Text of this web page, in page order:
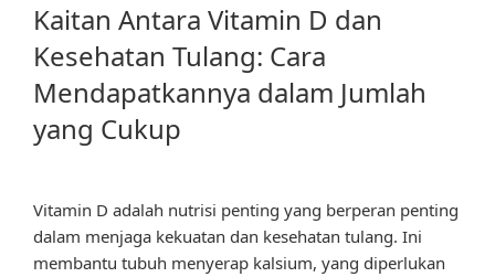
Kaitan Antara Vitamin D dan
Kesehatan Tulang: Cara
Mendapatkannya dalam Jumlah
yang Cukup
Vitamin D adalah nutrisi penting yang berperan penting
dalam menjaga kekuatan dan kesehatan tulang. Ini
membantu tubuh menyerap kalsium, yang diperlukan